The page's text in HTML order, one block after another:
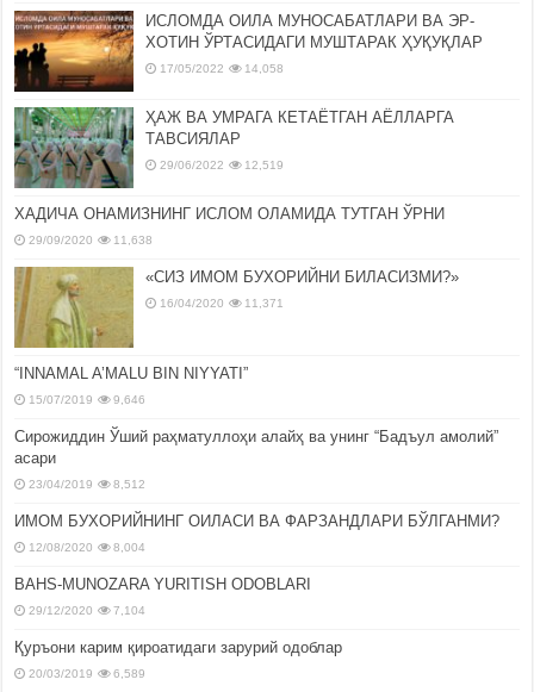
ИСЛОМДА ОИЛА МУНОСАБАТЛАРИ ВА ЭР-
ХОТИН ЎРТАСИДАГИ МУШТАРАК ҲУҚУҚЛАР
17/05/2022 14,058
ҲАЖ ВА УМРАГА КЕТАЁТГАН АЁЛЛАРГА
ТАВСИЯЛАР
29/06/2022 12,519
ХАДИЧА ОНАМИЗНИНГ ИСЛОМ ОЛАМИДА ТУТГАН ЎРНИ
29/09/2020 11,638
«СИЗ ИМОМ БУХОРИЙНИ БИЛАСИЗМИ?»
16/04/2020 11,371
“INNAMAL A’MALU BIN NIYYATI”
15/07/2019 9,646
Сирожиддин Ўший раҳматуллоҳи алайҳ ва унинг “Бадъул амолий”
асари
23/04/2019 8,512
ИМОМ БУХОРИЙНИНГ ОИЛАСИ ВА ФАРЗАНДЛАРИ БЎЛГАНМИ?
12/08/2020 8,004
BAHS-MUNOZARA YURITISH ODOBLARI
29/12/2020 7,104
Қуръони карим қироатидаги зарурий одоблар
20/03/2019 6,589